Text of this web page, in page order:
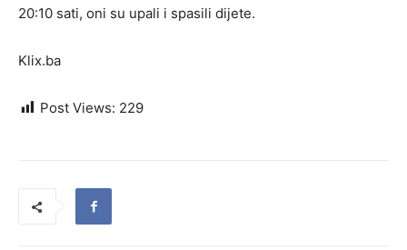
20:10 sati, oni su upali i spasili dijete.
Klix.ba
Post Views: 229